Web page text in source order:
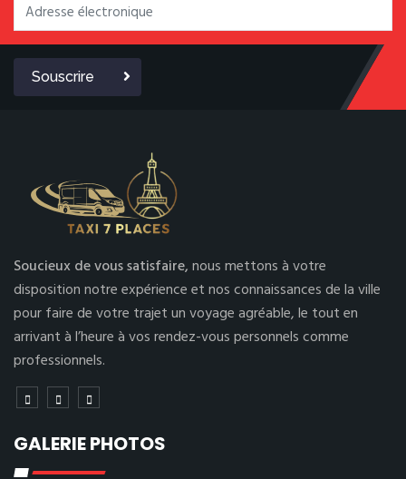
Souscrire
Soucieux de vous satisfaire,nous mettons à votre
disposition notre expérience et nos connaissances de la ville
pour faire de votre trajet un voyage agréable, le tout en
arrivant à l’heure à vos rendez-vous personnels comme
professionnels.
GALERIE PHOTOS